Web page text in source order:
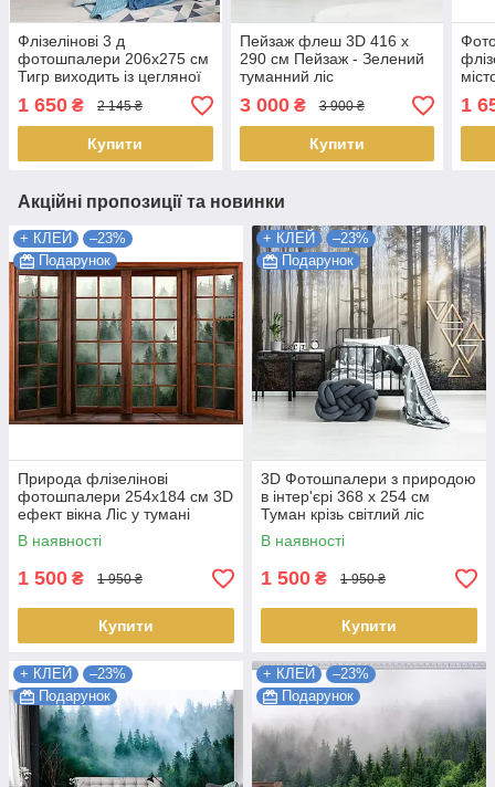
Флізелінові 3 д
фотошпалери 206x275 см
Тигр виходить із цегляної
стіни (10400VEA)+ клей
Найкраща якість
1 650 ₴ 2 145 ₴
Купити
Пейзаж флеш 3D 416 x
290 см Пейзаж - Зелений
туманний ліс
(13026VEXXXXL)
Найкраща якість
3 000₴ 3 900 ₴
Купити
1
Акційні пропозиції та новинки
+ КЛЕЙ
–23%
Подарунок
Природа флізелінові
фотошпалери 254x184 см 3D
ефект вікна Ліс у тумані
(14206V4) Найкраща якість
В наявності
1 500 ₴ 1 950 ₴
Купити
+ КЛЕЙ
–23%
Подарунок
3D Фотошпалери з природою
в інтер'єрі 368 x 254 см
Туман крізь світлий ліс
(13136P8) Найкраща якість
В наявності
1 500 ₴ 1 950 ₴
Купити
+ КЛЕЙ
–23%
Подарунок
+ КЛЕЙ
–23%
Подарунок